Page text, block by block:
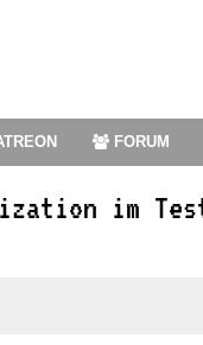
FORUM
im